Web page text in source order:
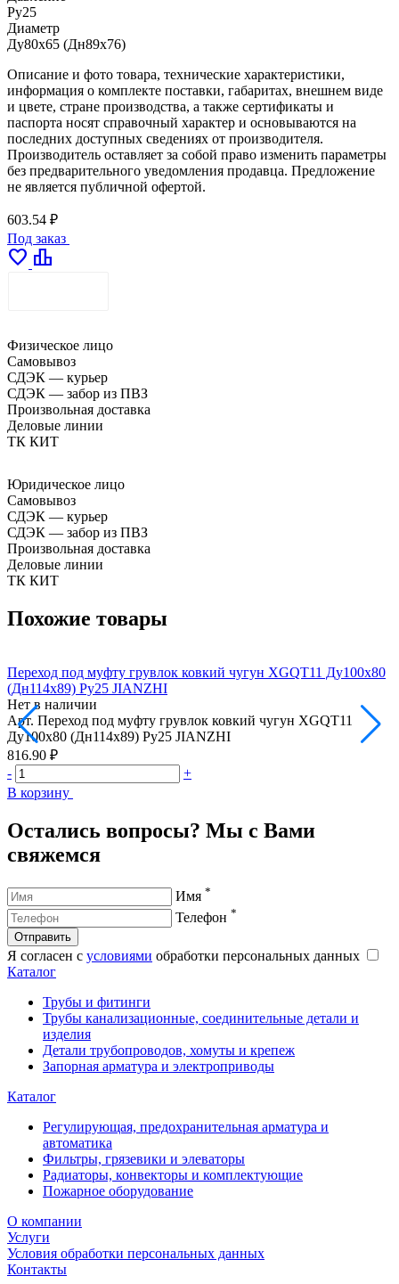
Ру25
Диаметр
Ду80х65 (Дн89х76)
Описание и фото товара, технические характеристики,
информация о комплекте поставки, габаритах, внешнем виде
и цвете, стране производства, а также сертификаты и
паспорта носят справочный характер и основываются на
последних доступных сведениях от производителя.
Производитель оставляет за собой право изменить параметры
без предварительного уведомления продавца. Предложение
не является публичной офертой.
603.54 ₽
Под заказ
favorite leaderboard
Физическое лицо
Самовывоз
СДЭК — курьер
СДЭК — забор из ПВЗ
Произвольная доставка
Деловые линии
ТК КИТ
Юридическое лицо
Самовывоз
СДЭК — курьер
СДЭК — забор из ПВЗ
Произвольная доставка
Деловые линии
ТК КИТ
Похожие товары
Переход под муфту грувлок ковкий чугун XGQT11 Ду100х80
(Дн114х89) Ру25 JIANZHI
Нет в наличии
Арт. Переход под муфту грувлок ковкий чугун XGQT11
Ду100х80 (Дн114х89) Ру25 JIANZHI
816.90 ₽
-
+
В корзину
Остались вопросы? Мы с Вами
свяжемся
Имя *
Телефон *
Отправить
Я согласен с условиями обработки персональных данных
Каталог
Трубы и фитинги
Трубы канализационные, соединительные детали и
изделия
Детали трубопроводов, хомуты и крепеж
Запорная арматура и электроприводы
Каталог
Регулирующая, предохранительная арматура и
автоматика
Фильтры, грязевики и элеваторы
Радиаторы, конвекторы и комплектующие
Пожарное оборудование
О компании
Услуги
Условия обработки персональных данных
Контакты